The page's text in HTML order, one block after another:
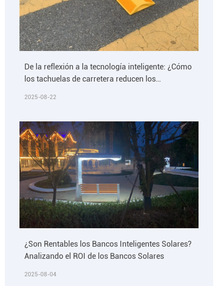
De la reflexión a la tecnología inteligente: ¿Cómo
los tachuelas de carretera reducen los
2025-08-22
¿Son Rentables los Bancos Inteligentes Solares?
Analizando el ROI de los Bancos Solares
2025-08-04